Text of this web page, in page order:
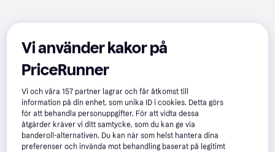
Vi använder kakor på
PriceRunner
Vi och våra157 partner lagrar och får åtkomst till
information på din enhet, som unika ID i cookies. Detta görs
för att behandla personuppgifter. För att vidta dessa
åtgärder kräver vi ditt samtycke, som du kan ge via
banderoll-alternativen. Du kan när som helst hantera dina
preferenser och invända mot behandling baserat på legitimt